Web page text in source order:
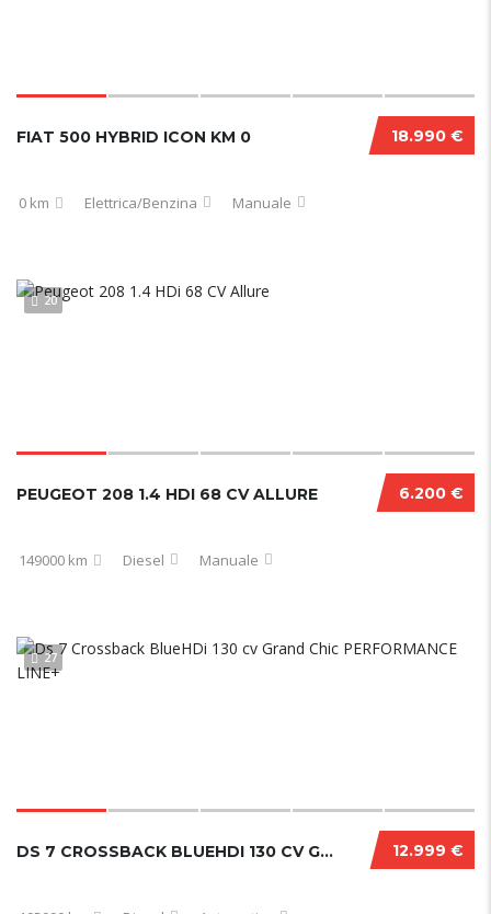
18.990 €
FIAT 500 HYBRID ICON KM 0
0 km Elettrica/Benzina Manuale
20
6.200 €
PEUGEOT 208 1.4 HDI 68 CV ALLURE
149000 km Diesel Manuale
27
12.999 €
DS 7 CROSSBACK BLUEHDI 130 CV GRAND CHIC PERFORMANCE LINE+